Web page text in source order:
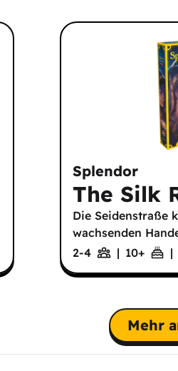
Splendor
The Silk
Die Seidenstraße
wachsenden
2-4
| 10+ |
Mehr